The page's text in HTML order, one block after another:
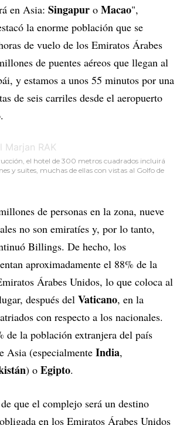
en Asia: Singapur o Macao",
la enorme población que se
de vuelo de los Emiratos Árabes
de puentes aéreos que llegan al
y estamos a unos 55 minutos por una
de seis carriles desde el aeropuerto
el hotel de 300 metros cuadrados incluirá
y suites, muchas de ellas con vistas al Golfo de
de personas en la zona, nueve
no son emiratíes y, por lo tanto,
Billings. De hecho, los
aproximadamente el 88% de la
Árabes Unidos, lo que coloca al
después del Vaticano, en la
con respecto a los nacionales.
de la población extranjera del país
Asia (especialmente India,
) o Egipto.
que el complejo será un destino
en los Emiratos Árabes Unidos